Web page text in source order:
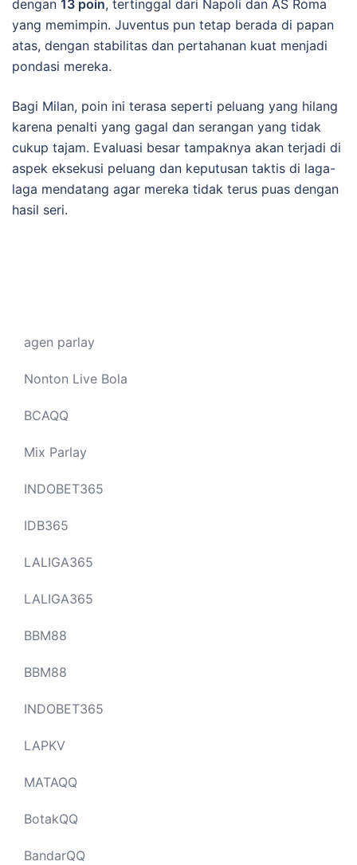
dengan 13 poin, tertinggal dari Napoli dan AS Roma
yang memimpin. Juventus pun tetap berada di papan
atas, dengan stabilitas dan pertahanan kuat menjadi
pondasi mereka.
Bagi Milan, poin ini terasa seperti peluang yang hilang
karena penalti yang gagal dan serangan yang tidak
cukup tajam. Evaluasi besar tampaknya akan terjadi di
aspek eksekusi peluang dan keputusan taktis di laga-
laga mendatang agar mereka tidak terus puas dengan
hasil seri.
agen parlay
Nonton Live Bola
BCAQQ
Mix Parlay
INDOBET365
IDB365
LALIGA365
LALIGA365
BBM88
BBM88
INDOBET365
LAPKV
MATAQQ
BotakQQ
BandarQQ